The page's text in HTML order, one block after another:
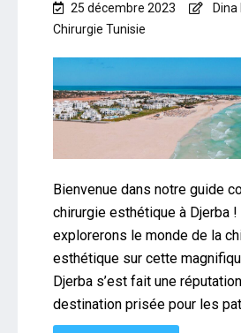
25 décembre 2023
Dina
Chirurgie Tunisie
Bienvenue dans notre guide
chirurgie esthétique à Djerba !
explorerons le monde de la
esthétique sur cette
Djerba s’est fait une
destination prisée pour les